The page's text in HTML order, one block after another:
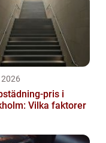
2026
pris i
Vilka faktorer